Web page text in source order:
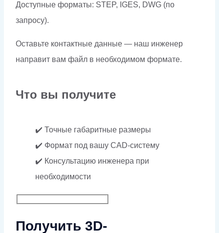
Доступные форматы: STEP, IGES, DWG (по
запросу).
Оставьте контактные данные — наш инженер
направит вам файл в необходимом формате.
Что вы получите
✔️ Точные габаритные размеры
✔️ Формат под вашу CAD-систему
✔️ Консультацию инженера при
необходимости
Получить 3D-